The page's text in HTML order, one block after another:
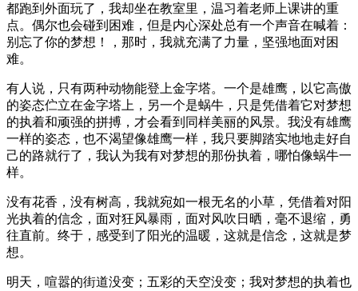
都跑到外面玩了，我却坐在教室里，温习着老师上课讲的重
点。偶尔也会碰到困难，但是内心深处总有一个声音在喊着：
别忘了你的梦想！，那时，我就充满了力量，坚强地面对困
难。
有人说，只有两种动物能登上金字塔。一个是雄鹰，以它高傲
的姿态伫立在金字塔上，另一个是蜗牛，只是凭借着它对梦想
的执着和顽强的拼搏，才会看到同样美丽的风景。我没有雄鹰
一样的姿态，也不渴望像雄鹰一样，我只要脚踏实地地走好自
己的路就行了，我认为我有对梦想的那份执着，哪怕像蜗牛一
样。
没有花香，没有树高，我就宛如一根无名的小草，凭借着对阳
光执着的信念，面对狂风暴雨，面对风吹日晒，毫不退缩，勇
往直前。终于，感受到了阳光的温暖，这就是信念，这就是梦
想。
明天，喧嚣的街道没变；五彩的天空没变；我对梦想的执着也